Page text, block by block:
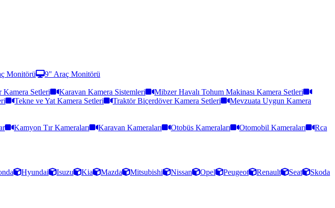
Monitörü
9" Araç Monitörü
Kamera Setleri Karavan Kamera Sistemleri
Mibzer Havalı Tohum Makinası Kamera Setleri
Tekne ve Yat Kamera Setleri Traktör Biçerdöver Kamera Setleri
Mevzuata Uygun Kamera
Kamyon Tır Kameraları Karavan Kameraları Otobüs Kameraları Otomobil Kameraları
Rca
Hyundai Isuzu Kia Mazda Mitsubishi Nissan Opel Peugeot Renault Seat
Skoda